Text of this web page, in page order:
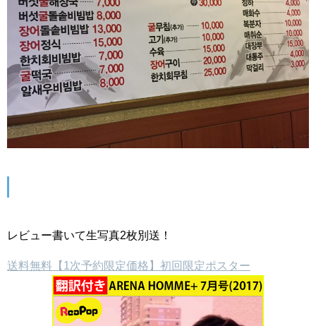
レビュー書いて生写真2枚別送！
送料無料【1次予約限定価格】初回限定ポスター